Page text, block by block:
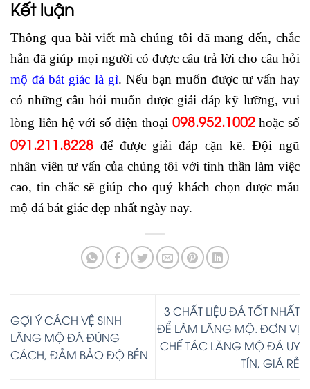
Kết luận
Thông qua bài viết mà chúng tôi đã mang đến, chắc
hẳn đã giúp mọi người có được câu trả lời cho câu hỏi
mộ đá bát giác là gì. Nếu bạn muốn được tư vấn hay
có những câu hỏi muốn được giải đáp kỹ lưỡng, vui
lòng liên hệ với số điện thoại 098.952.1002hoặc số
091.211.8228 để được giải đáp cặn kẽ. Đội ngũ
nhân viên tư vấn của chúng tôi với tinh thần làm việc
cao, tin chắc sẽ giúp cho quý khách chọn được mẫu
mộ đá bát giác đẹp nhất ngày nay.
GỢI Ý CÁCH VỆ SINH
LĂNG MỘ ĐÁ ĐÚNG
CÁCH, ĐẢM BẢO ĐỘ BỀN
3 CHẤT LIỆU ĐÁ TỐT NHẤT
ĐỂ LÀM LĂNG MỘ. ĐƠN VỊ
CHẾ TÁC LĂNG MỘ ĐÁ UY
TÍN, GIÁ RẺ